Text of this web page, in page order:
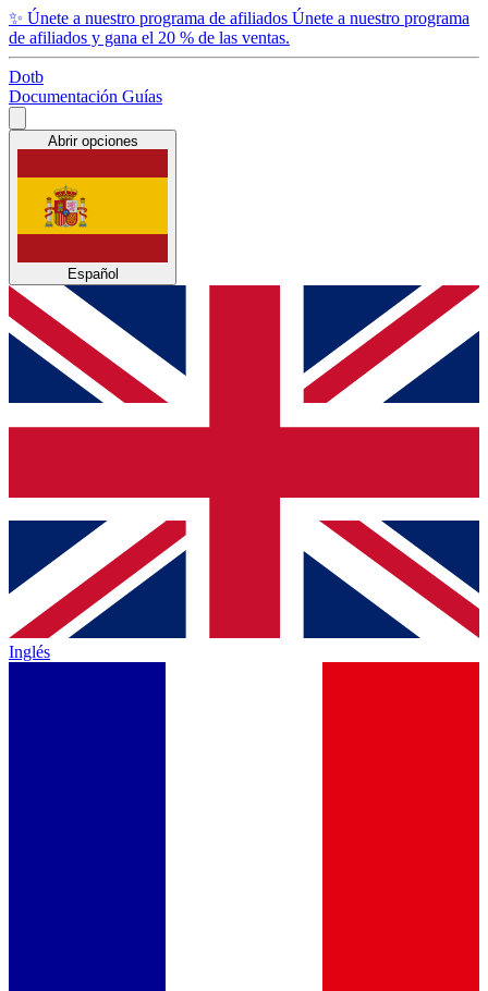
✨ Únete a nuestro programa de afiliados Únete a nuestro programa
de afiliados y gana el 20 % de las ventas.
Dotb
Documentación Guías
Abrir opciones
Español
Inglés